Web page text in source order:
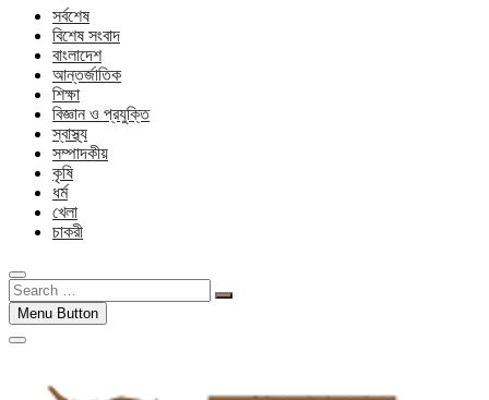
সর্বশেষ
বিশেষ সংবাদ
বাংলাদেশ
আন্তর্জাতিক
শিক্ষা
বিজ্ঞান ও প্রযুক্তি
স্বাস্থ্য
সম্পাদকীয়
কৃষি
ধর্ম
খেলা
চাকরী
Search
…Menu Button